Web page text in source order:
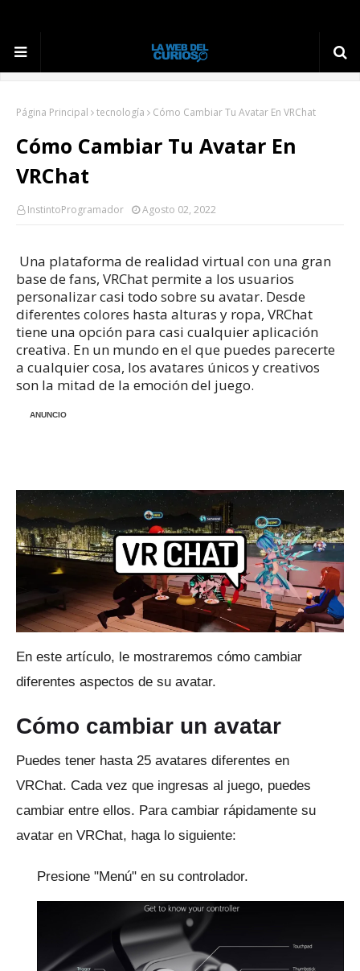
Página Principal tecnología Cómo Cambiar Tu Avatar En VRChat
Cómo Cambiar Tu Avatar En
VRChat
InstintoProgramador Agosto 02, 2022
Una plataforma de realidad virtual con una gran
base de fans, VRChat permite a los usuarios
personalizar casi todo sobre su avatar. Desde
diferentes colores hasta alturas y ropa, VRChat
tiene una opción para casi cualquier aplicación
creativa. En un mundo en el que puedes parecerte
a cualquier cosa, los avatares únicos y creativos
son la mitad de la emoción del juego.
ANUNCIO
En este artículo, le mostraremos cómo cambiar
diferentes aspectos de su avatar.
Cómo cambiar un avatar
Puedes tener hasta 25 avatares diferentes en
VRChat. Cada vez que ingresas al juego, puedes
cambiar entre ellos. Para cambiar rápidamente su
avatar en VRChat, haga lo siguiente:
Presione "Menú" en su controlador.